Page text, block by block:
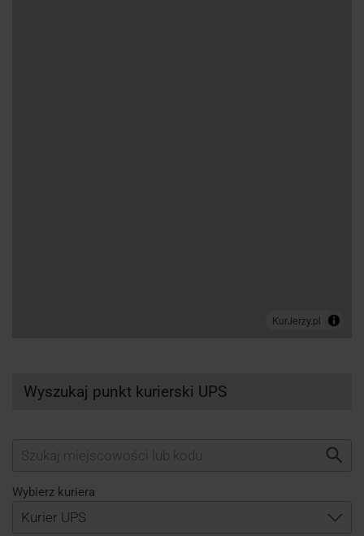
Wyszukaj punkt kurierski UPS
Wybierz kuriera